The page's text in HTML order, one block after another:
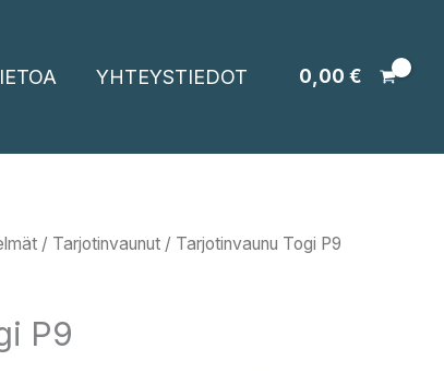
YHTEYSTIEDOT 0,00 €
/ Tarjotinvaunut / Tarjotinvaunu Togi P9
P9